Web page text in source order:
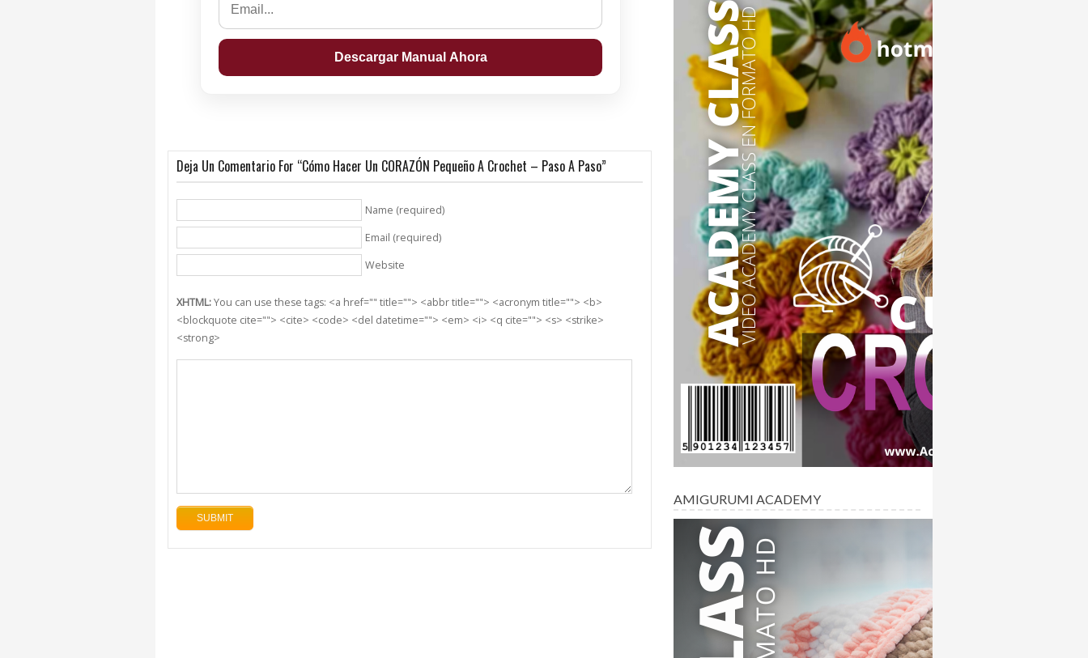
Deja Un Comentario For “Cómo Hacer Un CORAZÓN Pequeño A Crochet – Paso A Paso”
Name (required)
Email (required)
Website
XHTML:You can use these tags: <a href="" title=""> <abbr title=""> <acronym title=""> <b>
<blockquote cite=""> <cite> <code> <del datetime=""> <em> <i> <q cite=""> <s> <strike>
<strong>
AMIGURUMI ACADEMY